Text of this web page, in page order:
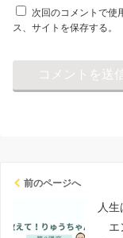
次回のコメントで使
ス、サイトを保存する。
前のページへ
人
エ